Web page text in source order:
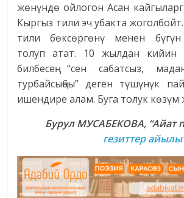
жөнүндө ойлогон Асан
Кыргыз тили эч убакта
тили бөксөргөнү менен бүгүн
толуп атат. 10 жылдан кийин
билбесең “сен сабатсыз,
турбайсыңбы” деген түшүнүк
ишендире алам. Буга толук көзүм
Бурул МУСАБЕКОВА, “Айат
гезиттер